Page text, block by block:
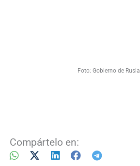
Foto: Gobierno de Rusia
Compártelo en: